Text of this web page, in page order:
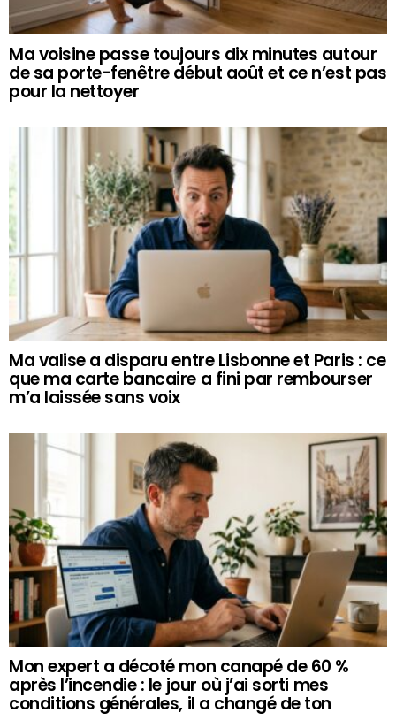
Ma voisine passe toujours dix minutes autour
de sa porte-fenêtre début août et ce n’est pas
pour la nettoyer
Ma valise a disparu entre Lisbonne et Paris : ce
que ma carte bancaire a fini par rembourser
m’a laissée sans voix
Mon expert a décoté mon canapé de 60 %
après l’incendie : le jour où j’ai sorti mes
conditions générales, il a changé de ton